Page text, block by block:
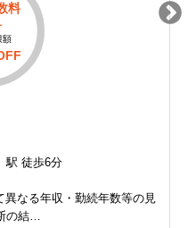
料
額
駅 徒歩6分
なる年収・勤続年数等の見
の結…